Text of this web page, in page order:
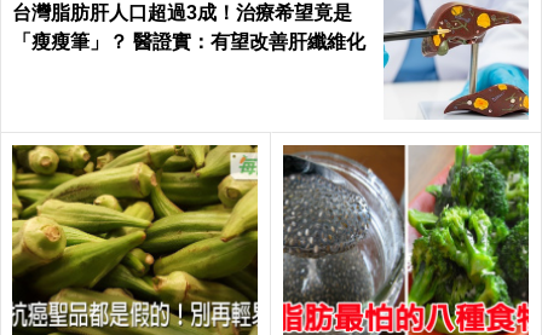
台灣脂肪肝人口超過3成！治療希望竟是
「瘦瘦筆」？ 醫證實：有望改善肝纖維化